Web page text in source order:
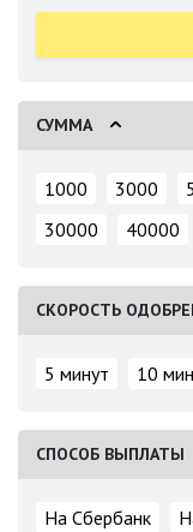
СУММА
1000 3000
30000
40000
СКОРОСТЬ
5 минут 10
СПОСОБ ВЫПЛАТЫ
На Сбербанк